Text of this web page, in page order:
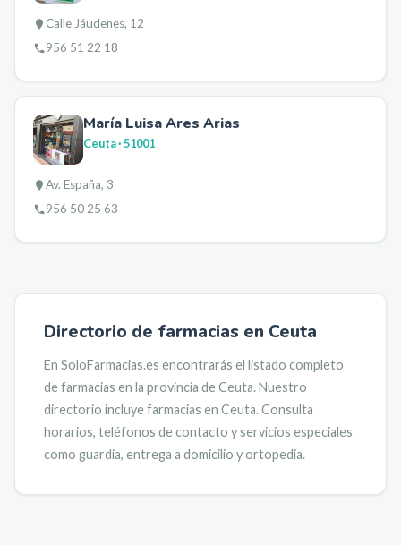
Calle Jáudenes, 12
956 51 22 18
María Luisa Ares Arias
Ceuta· 51001
Av. España, 3
956 50 25 63
Directorio de farmacias en Ceuta
En SoloFarmacias.es encontrarás el listado completo
de farmacias en la provincia deCeuta.Nuestro
directorio incluye farmacias en Ceuta.Consulta
horarios, teléfonos de contacto y servicios especiales
como guardia, entrega a domicilio y ortopedia.